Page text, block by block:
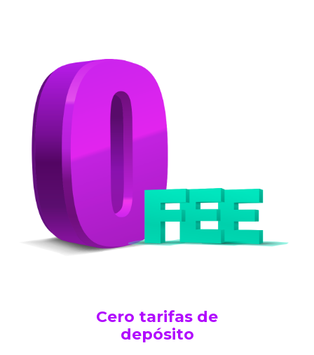
Cero tarifas de
depósito